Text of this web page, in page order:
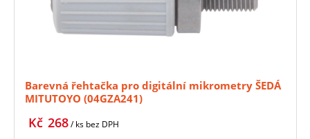
Barevná řehtačka pro digitální mikrometry ŠEDÁ
MITUTOYO (04GZA241)
268
Kč / ks bez DPH